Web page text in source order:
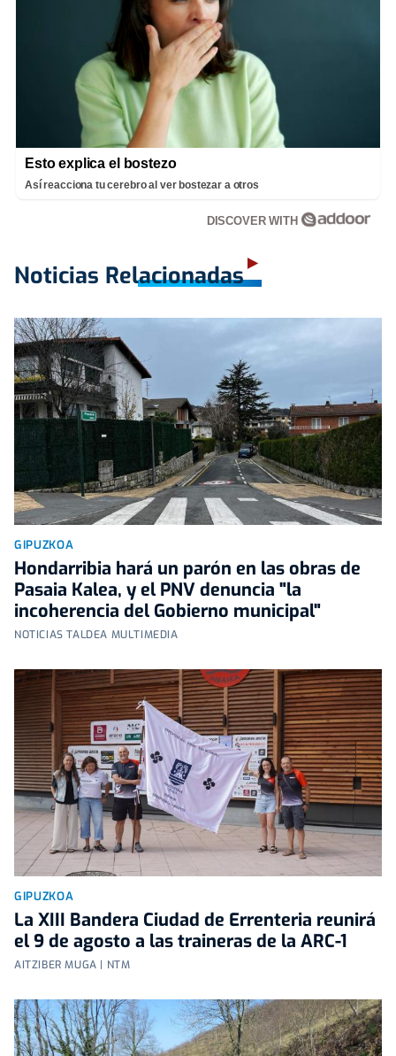
Esto explica el bostezo
Así reacciona tu cerebro al ver bostezar a otros
DISCOVER WITH
Noticias Relacionadas
GIPUZKOA
Hondarribia hará un parón en las obras de
Pasaia Kalea, y el PNV denuncia "la
incoherencia del Gobierno municipal"
NOTICIAS TALDEA MULTIMEDIA
GIPUZKOA
La XIII Bandera Ciudad de Errenteria reunirá
el 9 de agosto a las traineras de la ARC-1
AITZIBER MUGA | NTM